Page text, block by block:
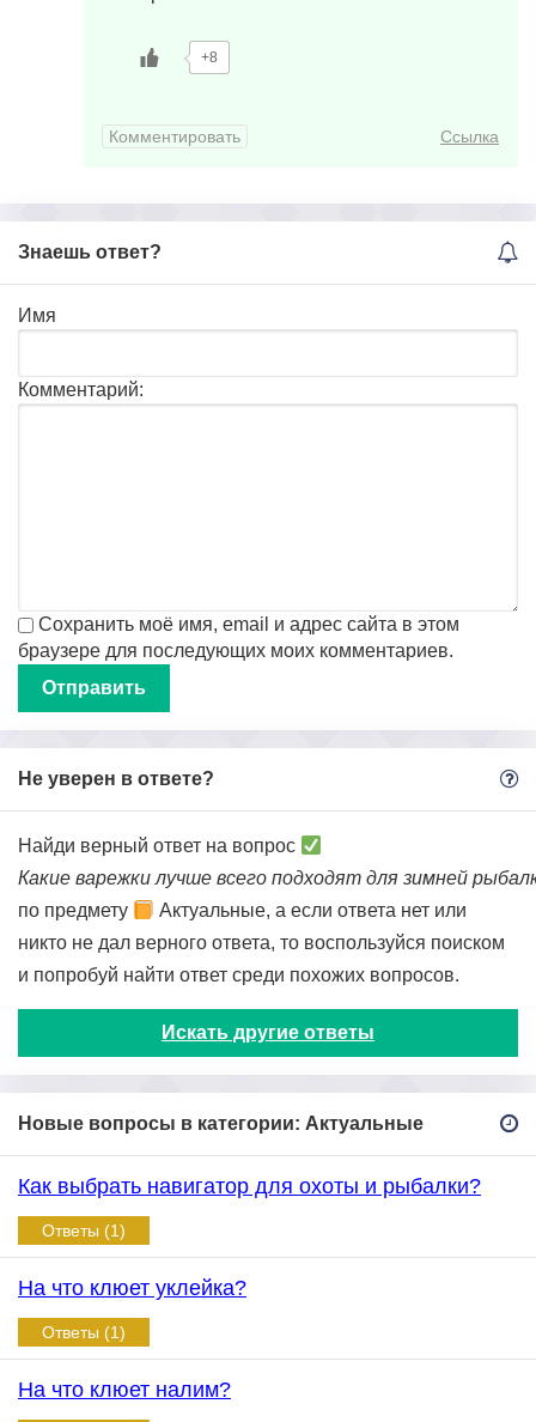
+8
Комментировать Ссылка
Знаешь ответ?
Имя
Комментарий:
Сохранить моё имя, email и адрес сайта в этом
браузере для последующих моих комментариев.
Не уверен в ответе?
Найди верный ответ на вопрос
Какие варежки лучше всего подходят для зимней
по предмету
Актуальные, а если ответа нет или
никто не дал верного ответа, то воспользуйся поиском
и попробуй найти ответ среди похожих вопросов.
Искать другие ответы
Новые вопросы в категории: Актуальные
Как выбрать навигатор для охоты и рыбалки?
Ответы (1)
На что клюет уклейка?
Ответы (1)
На что клюет налим?